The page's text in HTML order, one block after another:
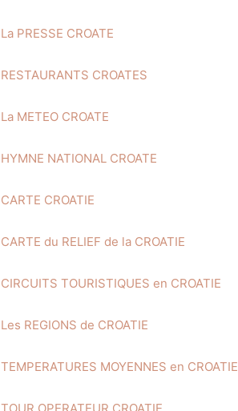
La PRESSE CROATE
RESTAURANTS CROATES
La METEO CROATE
HYMNE NATIONAL CROATE
CARTE CROATIE
CARTE du RELIEF de la CROATIE
CIRCUITS TOURISTIQUES en CROATIE
Les REGIONS de CROATIE
TEMPERATURES MOYENNES en CROATIE